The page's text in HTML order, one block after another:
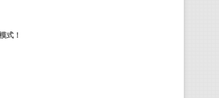
式！